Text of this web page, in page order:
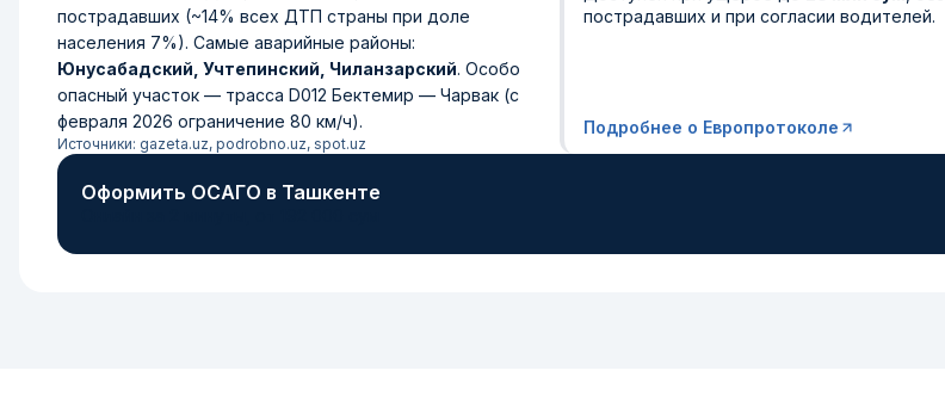
пострадавших (~14% всех ДТП страны при доле
населения 7%). Самые аварийные районы:
Юнусабадский, Учтепинский, Чиланзарский. Особо
опасный участок — трасса D012 Бектемир — Чарвак (с
февраля 2026 ограничение 80 км/ч).
Источники: gazeta.uz, podrobno.uz, spot.uz
пострадавших и при согласии водителей.
Подробнее о Европротоколе
Оформить ОСАГО в Ташкенте